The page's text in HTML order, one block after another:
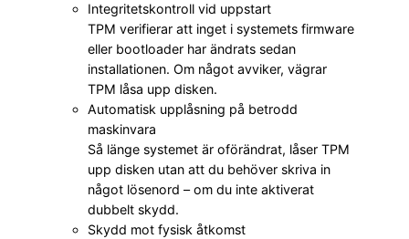
Integritetskontroll vid uppstart
TPM verifierar att inget i systemets firmware
eller bootloader har ändrats sedan
installationen. Om något avviker, vägrar
TPM låsa upp disken.
Automatisk upplåsning på betrodd
maskinvara
Så länge systemet är oförändrat, låser TPM
upp disken utan att du behöver skriva in
något lösenord – om du inte aktiverat
dubbelt skydd.
Skydd mot fysisk åtkomst